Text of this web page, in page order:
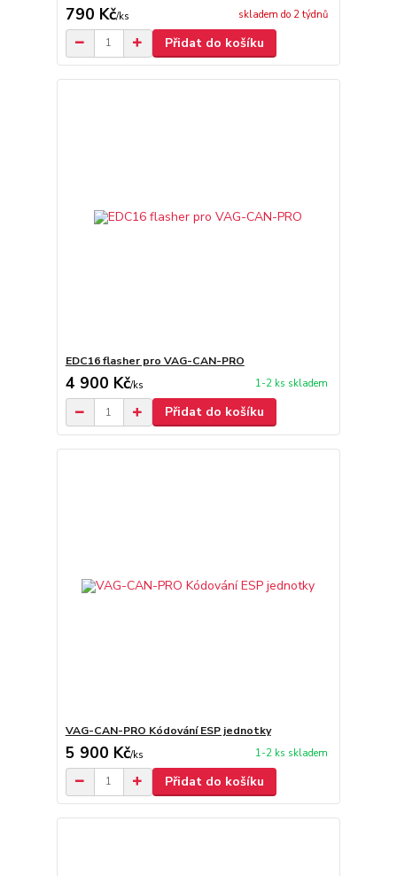
790 Kč/ks skladem do 2 týdnů
Přidat do košíku
EDC16 flasher pro VAG-CAN-PRO
4 900 Kč/ks 1-2 ks skladem
Přidat do košíku
VAG-CAN-PRO Kódování ESP jednotky
5 900 Kč/ks 1-2 ks skladem
Přidat do košíku